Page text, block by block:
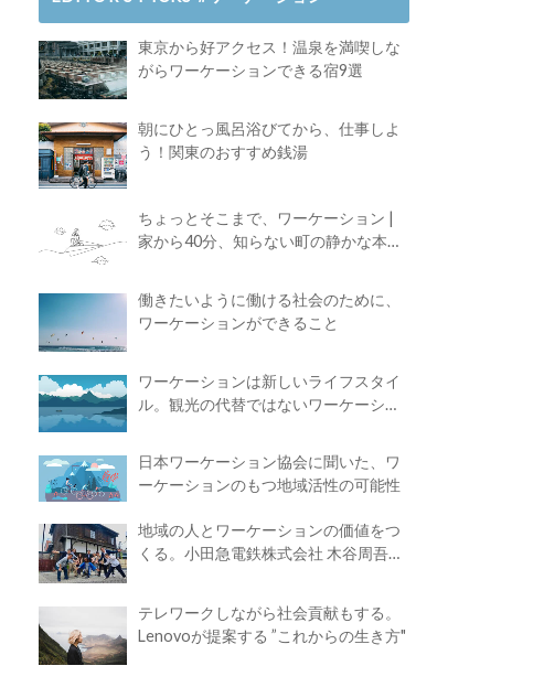
東京から好アクセス！温泉を満喫しな
がらワーケーションできる宿9選
朝にひとっ風呂浴びてから、仕事しよ
う！関東のおすすめ銭湯
ちょっとそこまで、ワーケーション |
家から40分、知らない町の静かな本屋
働きたいように働ける社会のために、
ワーケーションができること
ワーケーションは新しいライフスタイ
ル。観光の代替ではないワーケーショ
日本ワーケーション協会に聞いた、ワ
ーケーションのもつ地域活性の可能性
地域の人とワーケーションの価値をつ
くる。小田急電鉄株式会社 木谷周吾さ
テレワークしながら社会貢献もする。
Lenovoが提案する ”これからの生き方"